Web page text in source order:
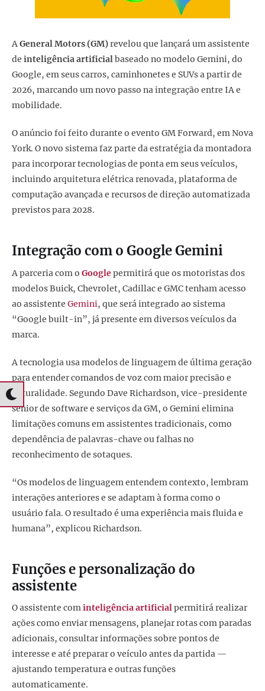
AGeneral Motors (GM)revelou que lançará um assistente
de inteligência artificialbaseado no modelo Gemini, do
Google, em seus carros, caminhonetes e SUVs a partir de
2026, marcando um novo passo na integração entre IA e
mobilidade.
O anúncio foi feito durante o evento GM Forward, em Nova
York. O novo sistema faz parte da estratégia da montadora
para incorporar tecnologias de ponta em seus veículos,
incluindo arquitetura elétrica renovada, plataforma de
computação avançada e recursos de direção automatizada
previstos para 2028.
Integração com o Google Gemini
A parceria com o Googlepermitirá que os motoristas dos
modelos Buick, Chevrolet, Cadillac e GMC tenham acesso
ao assistente Gemini, que será integrado ao sistema
“Google built-in”, já presente em diversos veículos da
marca.
A tecnologia usa modelos de linguagem de última geração
para entender comandos de voz com maior precisão e
naturalidade. Segundo Dave Richardson, vice-presidente
sênior de software e serviços da GM, o Gemini elimina
limitações comuns em assistentes tradicionais, como
dependência de palavras-chave ou falhas no
reconhecimento de sotaques.
“Os modelos de linguagem entendem contexto, lembram
interações anteriores e se adaptam à forma como o
usuário fala. O resultado é uma experiência mais fluida e
humana”, explicou Richardson.
Funções e personalização do
assistente
O assistente cominteligência artificialpermitirá realizar
ações como enviar mensagens, planejar rotas com paradas
adicionais, consultar informações sobre pontos de
interesse e até preparar o veículo antes da partida —
ajustando temperatura e outras funções
automaticamente.